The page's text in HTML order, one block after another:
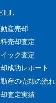
産売却
売却査定
ック査定
成功レポート
産の売却の流れ
査定実績